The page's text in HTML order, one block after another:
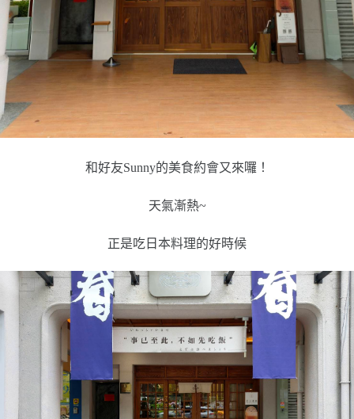
和好友Sunny的美食約會又來囉！
天氣漸熱~
正是吃日本料理的好時候